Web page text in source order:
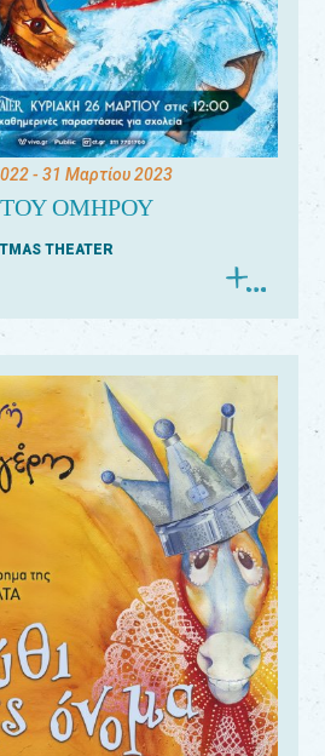
- 31 Μαρτίου 2023
ΤΟΥ ΟΜΗΡΟΥ
THEATER